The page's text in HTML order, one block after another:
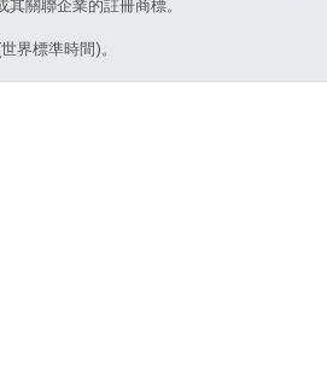
其關聯企業的註冊商標。
界標準時間)。